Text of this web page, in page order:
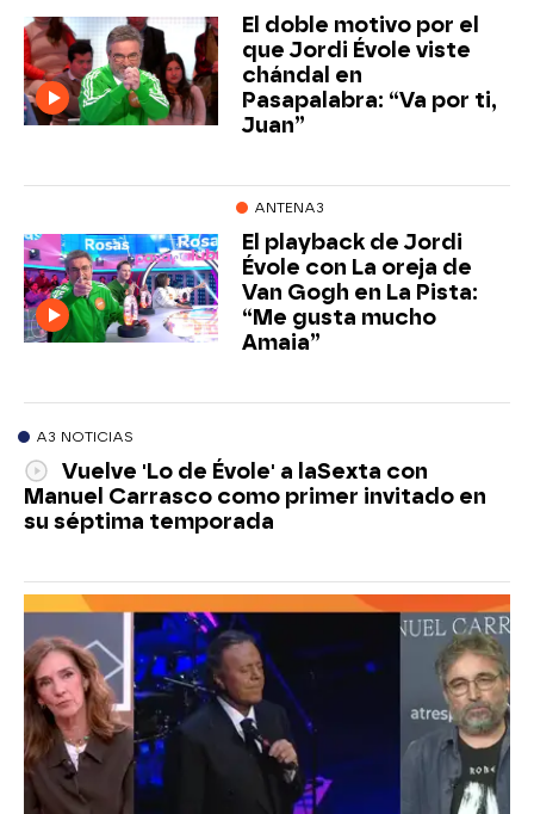
El doble motivo por el
que Jordi Évole viste
chándal en
Pasapalabra: “Va por ti,
Juan”
ANTENA3
El playback de Jordi
Évole con La oreja de
Van Gogh en La Pista:
“Me gusta mucho
Amaia”
A3 NOTICIAS
Vuelve 'Lo de Évole' a laSexta con
Manuel Carrasco como primer invitado en
su séptima temporada